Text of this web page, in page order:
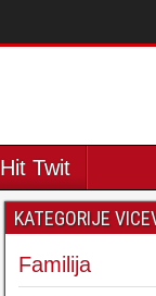
Hit Twit
KATEGORIJE
Familija